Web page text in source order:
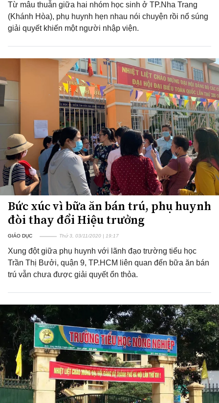
Từ mâu thuẫn giữa hai nhóm học sinh ở TP.Nha Trang
(Khánh Hòa), phụ huynh hẹn nhau nói chuyện rồi nổ súng
giải quyết khiến một người nhập viện.
Bức xúc vì bữa ăn bán trú, phụ huynh
đòi thay đổi Hiệu trưởng
GIÁO DỤC Thứ 3, 03/11/2020 | 19:17
Xung đột giữa phụ huynh với lãnh đạo trường tiểu học
Trần Thị Bưởi, quận 9, TP.HCM liên quan đến bữa ăn bán
trú vẫn chưa được giải quyết ổn thỏa.